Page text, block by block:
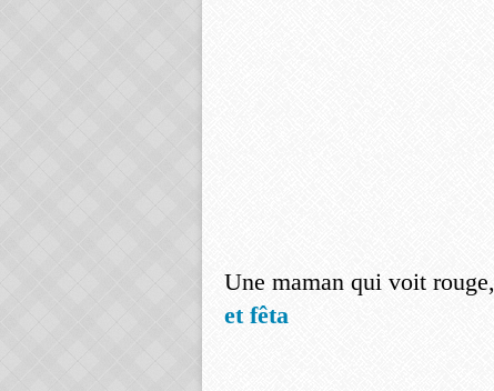
Une maman qui voit rouge,
et fêta